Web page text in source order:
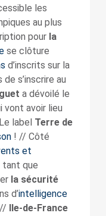
les
au plus
pour la
se clôture
d’inscrits sur la
s’inscrire au
a dévoilé le
vont avoir lieu
label Terre de
! // Côté
et
tant que
la sécurité
d’intelligence
Ile-de-France